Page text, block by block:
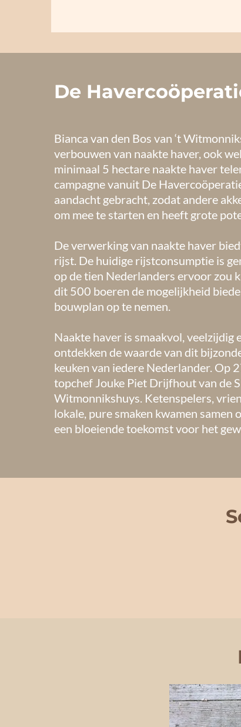
De
Bianca van den Bos van ‘t
verbouwen van naakte haver, ook
minimaal 5 hectare naakte haver
campagne vanuit De
aandacht gebracht, zodat andere
om mee te starten en heeft grote
De verwerking van naakte haver
rijst. De huidige rijstconsumptie is
op de tien Nederlanders ervoor zou
dit 500 boeren de mogelijkheid
bouwplan op te nemen.
Naakte haver is smaakvol, veelzijdig
ontdekken de waarde van dit
keuken van iedere Nederlander. Op
topchef Jouke Piet Drijfhout van de
Witmonnikshuys. Ketenspelers,
lokale, pure smaken kwamen samen
een bloeiende toekomst voor het